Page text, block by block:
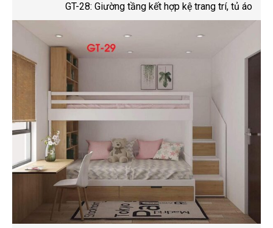
GT-28: Giường tầng kết hợp kệ trang trí, tủ áo